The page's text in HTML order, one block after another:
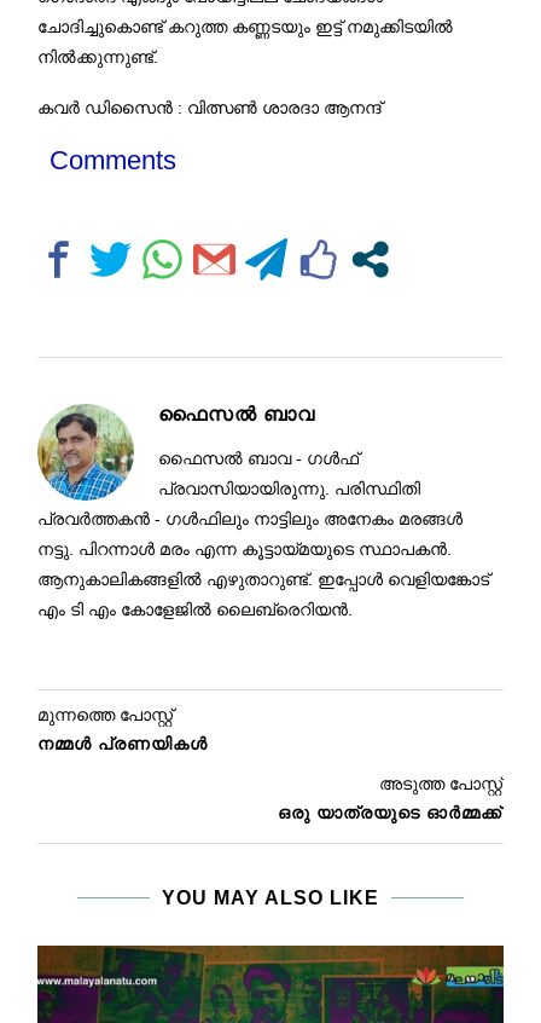
ചോദിച്ചുകൊണ്ട് കറുത്ത കണ്ണടയും ഇട്ട് നമുക്കിടയിൽ
നിൽക്കുന്നുണ്ട്.
കവർ ഡിസൈൻ : വിത്സൺ ശാരദാ ആനന്ദ്
Comments
ഫൈസൽ ബാവ
ഫൈസൽ ബാവ - ഗൾഫ്
പ്രവാസിയായിരുന്നു. പരിസ്ഥിതി
പ്രവർത്തകൻ - ഗൾഫിലും നാട്ടിലും അനേകം മരങ്ങൾ
നട്ടു. പിറന്നാൾ മരം എന്ന കൂട്ടായ്മയുടെ സ്ഥാപകൻ.
ആനുകാലികങ്ങളിൽ എഴുതാറുണ്ട്. ഇപ്പോൾ വെളിയങ്കോട്
എം ടി എം കോളേജിൽ ലൈബ്രെറിയൻ.
മുന്നത്തെ പോസ്റ്റ്
നമ്മൾ പ്രണയികൾ
അടുത്ത പോസ്റ്റ്
ഒരു യാത്രയുടെ ഓർമ്മക്ക്
YOU MAY ALSO LIKE